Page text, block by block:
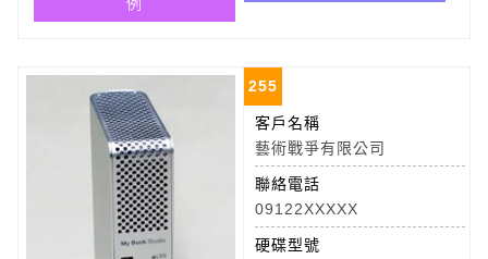
255
客戶名稱
藝術戰爭有限公司
聯絡電話
09122XXXXX
硬碟型號